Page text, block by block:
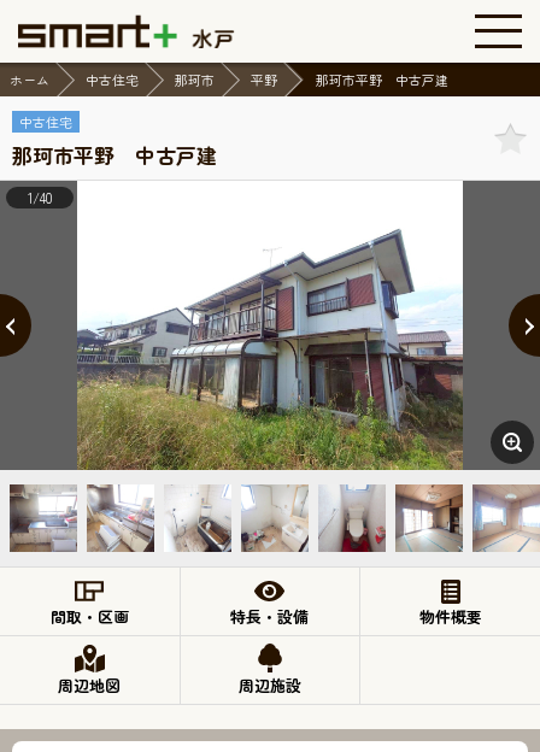
ホーム 中古住宅 那珂市 平野 那珂市平野 中古戸建
中古住宅
那珂市平野 中古戸建
1/40
間取・区画 特長・設備 物件概要
周辺地図 周辺施設